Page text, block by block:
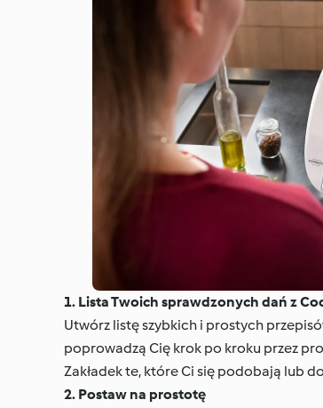
1. Lista Twoich sprawdzonych dań z
Utwórz listę szybkich i prostych
poprowadzą Cię krok po kroku przez
Zakładek te, które Ci się podobają lub
2. Postaw na prostotę